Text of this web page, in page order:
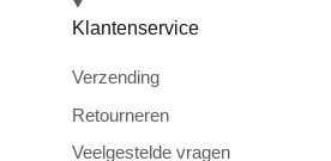
Klantenservice
Verzending
Retourneren
Veelgestelde vragen